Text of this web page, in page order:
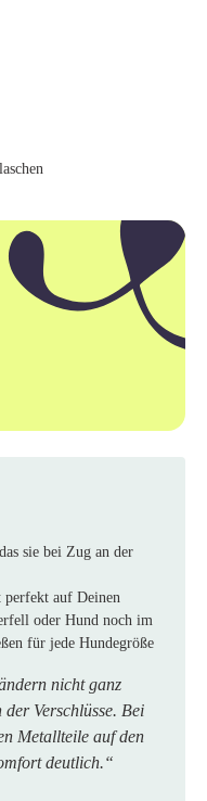
sie bei Zug an der
perfekt auf Deinen
oder Hund noch im
für jede Hundegröße
nicht ganz
Verschlüsse. Bei
Metallteile auf den
deutlich.“